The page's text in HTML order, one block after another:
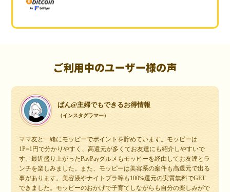
ご利用中のユーザー様の声
ぱん@主婦でもできるお得情報
（インスタグラマー）
ママ友と一緒にモッピーでポイントを貯めています。モッピーは
1P=1円で分かりやすく、高還元が多くてお友達にも紹介しやすいで
す。最近盛り上がったPayPayグルメもモッピーを経由してお友達とラ
ンチを楽しみました。また、モッピーは美容系の案件も高還元で出る
事があります。美容液やナイトブラ等も100%還元の実質無料でGET
できました。モッピーのおかげで子育てしながらも自分の楽しみがで